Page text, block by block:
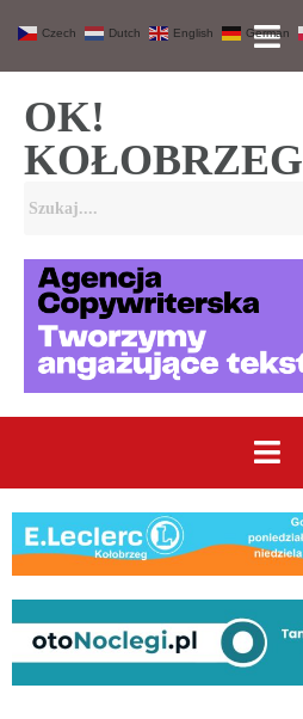
OK!
KOŁOBRZEG
Czech Dutch English German